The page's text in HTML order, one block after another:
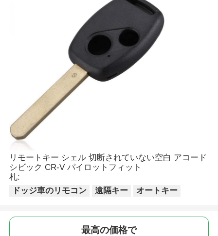
リモートキー シェル 切断されていない空白 アコード
シビック CR-V パイロットフィット
札:
ドッジ車のリモコン
遠隔キー オートキー
最高の価格で